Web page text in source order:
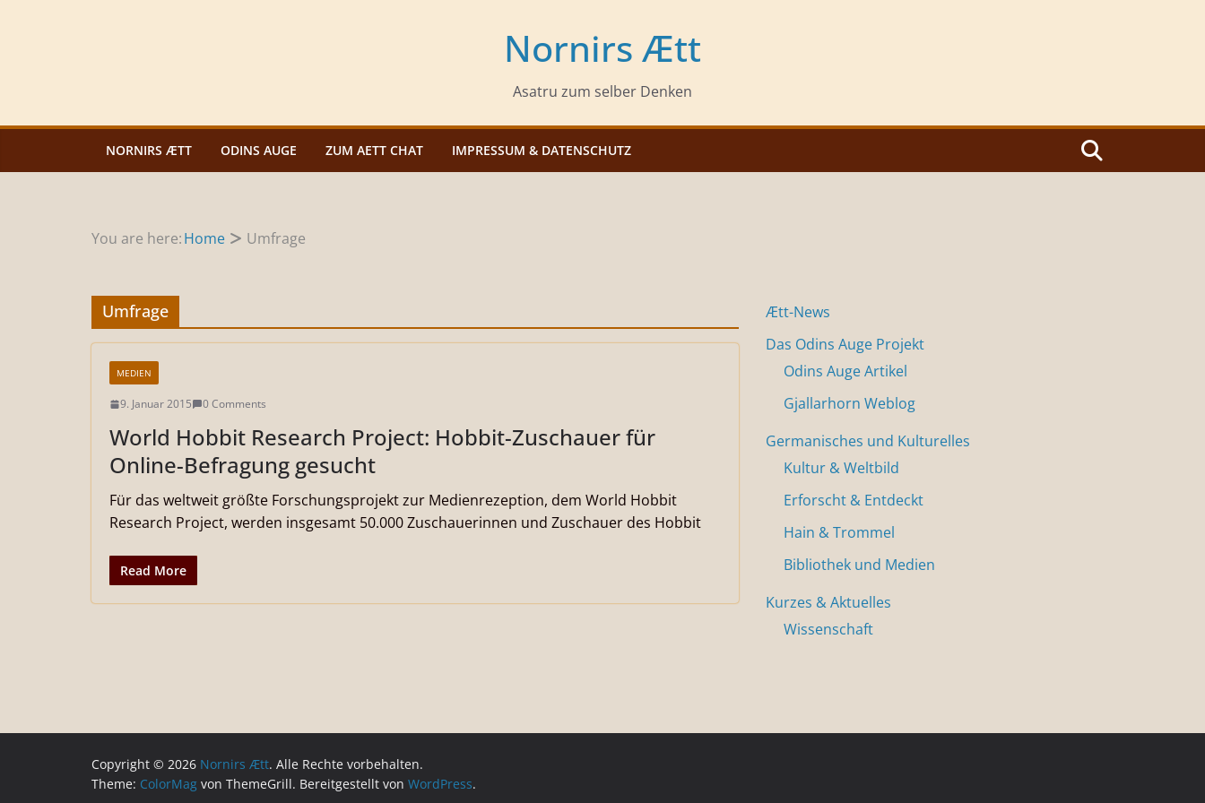
Nornirs Ætt
Asatru zum selber Denken
NORNIRS ÆTT ODINS AUGE ZUM AETT CHAT IMPRESSUM & DATENSCHUTZ
You are here:Home Umfrage
Umfrage
MEDIEN
9. Januar 2015 0 Comments
World Hobbit Research Project: Hobbit-Zuschauer für
Online-Befragung gesucht
Für das weltweit größte Forschungsprojekt zur Medienrezeption, dem World Hobbit
Research Project, werden insgesamt 50.000 Zuschauerinnen und Zuschauer des Hobbit
Read More
Ætt-News
Das Odins Auge Projekt
Odins Auge Artikel
Gjallarhorn Weblog
Germanisches und Kulturelles
Kultur & Weltbild
Erforscht & Entdeckt
Hain & Trommel
Bibliothek und Medien
Kurzes & Aktuelles
Wissenschaft
Copyright © 2026 Nornirs Ætt. Alle Rechte vorbehalten.
Theme: ColorMag von ThemeGrill. Bereitgestellt von WordPress.